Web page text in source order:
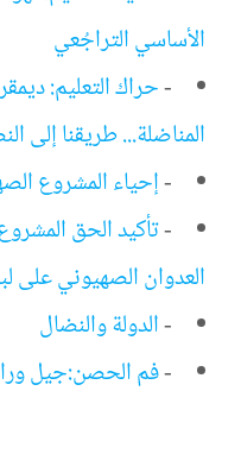
الأساسي التراجُعي
-حراك التعليم:
المناضلة... طريقنا إلى
-إحياء المشروع
-تأكيد الحق
العدوان الصهيوني على
-الدولة والنضال
-فم الحصن:جيل